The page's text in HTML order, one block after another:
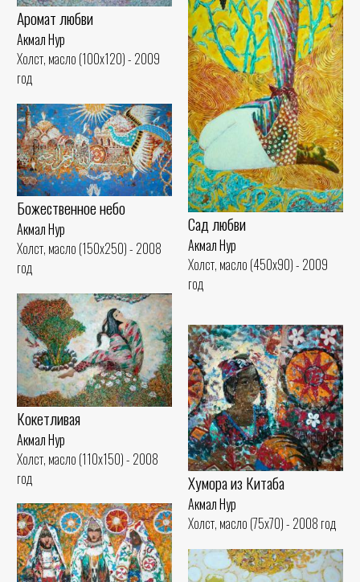
Аромат любви
Акмал Нур
Холст, масло (100x120) - 2009
год
Сад любви
Акмал Нур
Холст, масло (450x90) - 2009
год
Божественное небо
Акмал Нур
Холст, масло (150x250) - 2008
год
Кокетливая
Акмал Нур
Холст, масло (110x150) - 2008
год
Хумора из Китаба
Акмал Нур
Холст, масло (75x70) - 2008 год